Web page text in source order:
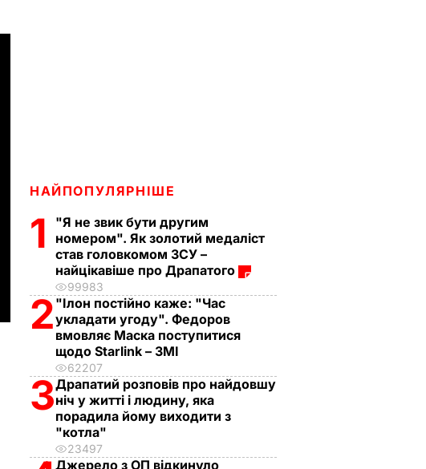
НАЙПОПУЛЯРНІШЕ
1
"Я не звик бути другим
номером". Як золотий медаліст
став головкомом ЗСУ –
найцікавіше про Драпатого
99983
2 "Ілон постійно каже: "Час
укладати угоду". Федоров
вмовляє Маска поступитися
щодо Starlink – ЗМІ
62207
3Драпатий розповів про найдовшу
ніч у житті і людину, яка
порадила йому виходити з
"котла"
23497
Джерело з ОП відкинуло